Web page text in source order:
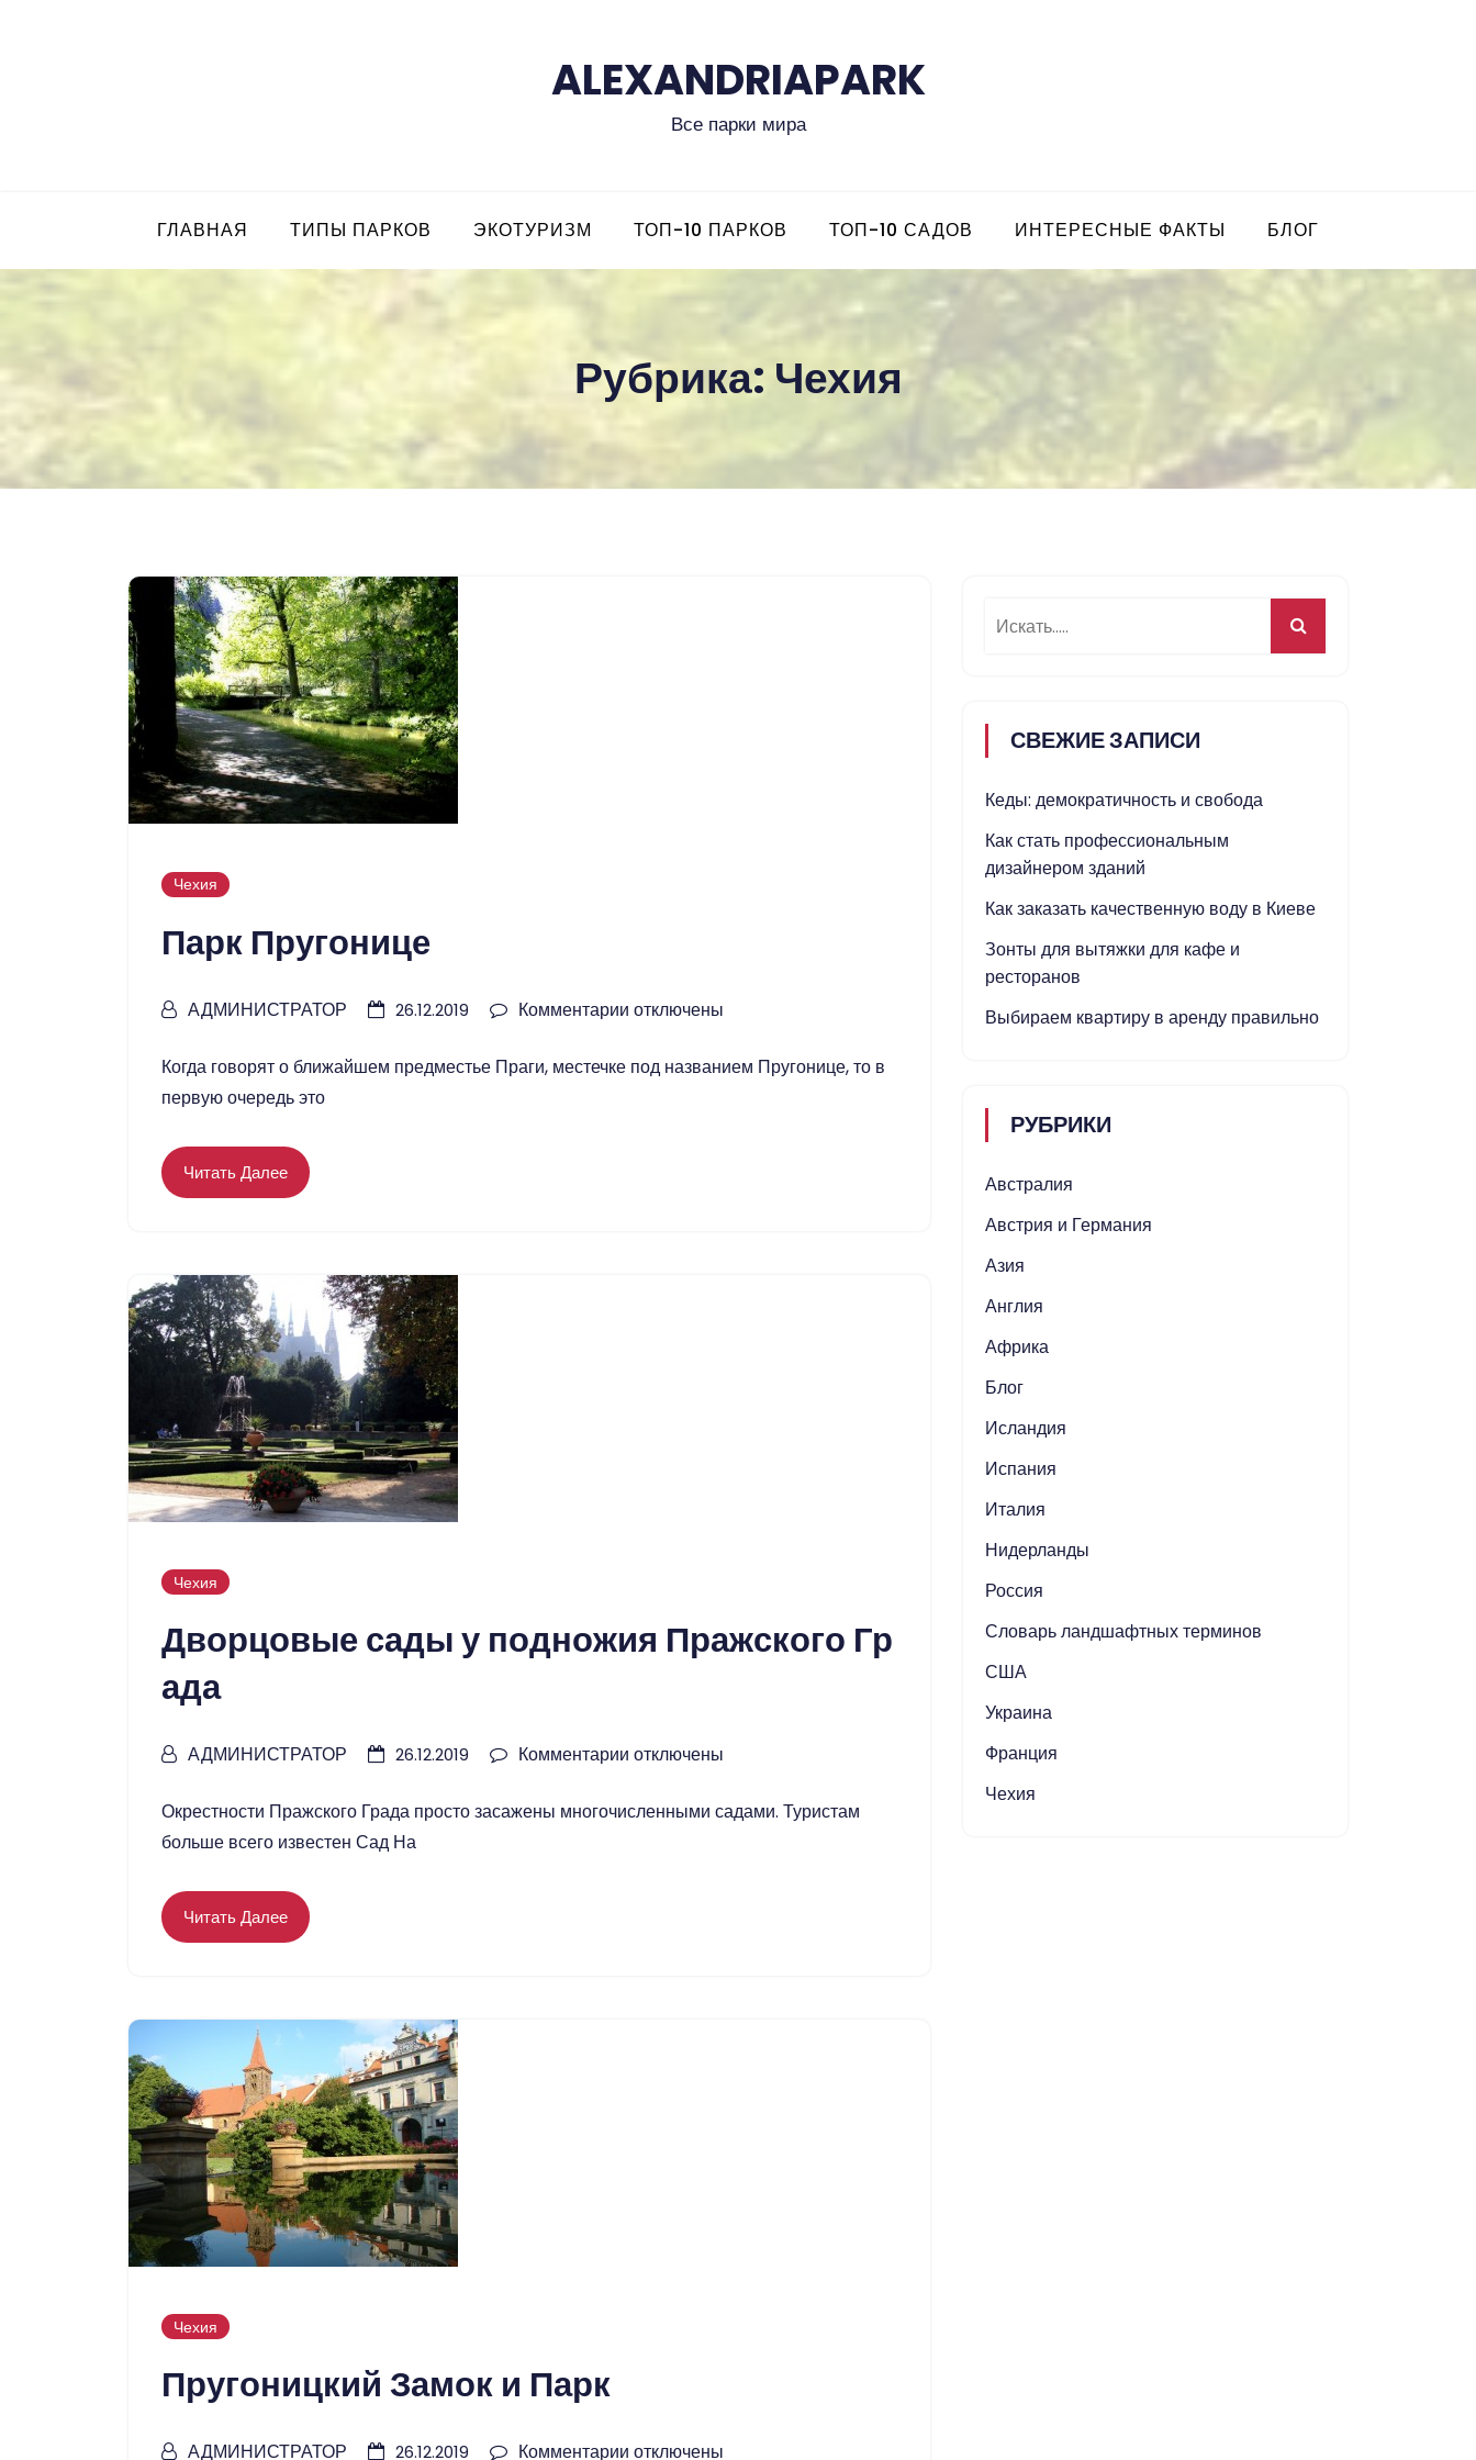
ALEXANDRIAPARK
Все парки мира
ГЛАВНАЯ ТИПЫ ПАРКОВ ЭКОТУРИЗМ ТОП-10 ПАРКОВ ТОП-10 САДОВ ИНТЕРЕСНЫЕ ФАКТЫ БЛОГ
Рубрика: Чехия
Чехия
Парк Пругонице
АДМИНИСТРАТОР 26.12.2019 Комментарии к
Парк
отключены
Когда говорят о ближайшем предместье Праги, местечке под названием Пругонице, то в
первую очередь это
Читать Далее
Чехия
Дворцовые сады у подножия Пражского Гр
ада
АДМИНИСТРАТОР 26.12.2019 Комментарии к
Дворцовые
отключены
Окрестности Пражского Града просто засажены многочисленными садами. Туристам
больше всего известен Сад На
Читать Далее
Чехия
Пругоницкий Замок и Парк
АДМИНИСТРАТОР 26.12.2019 Комментарии котключены
СВЕЖИЕ ЗАПИСИ
Кеды: демократичность и свобода
Как стать профессиональным
дизайнером зданий
Как заказать качественную воду в Киеве
Зонты для вытяжки для кафе и
ресторанов
Выбираем квартиру в аренду правильно
РУБРИКИ
Австралия
Австрия и Германия
Азия
Англия
Африка
Блог
Исландия
Испания
Италия
Нидерланды
Россия
Словарь ландшафтных терминов
США
Украина
Франция
Чехия